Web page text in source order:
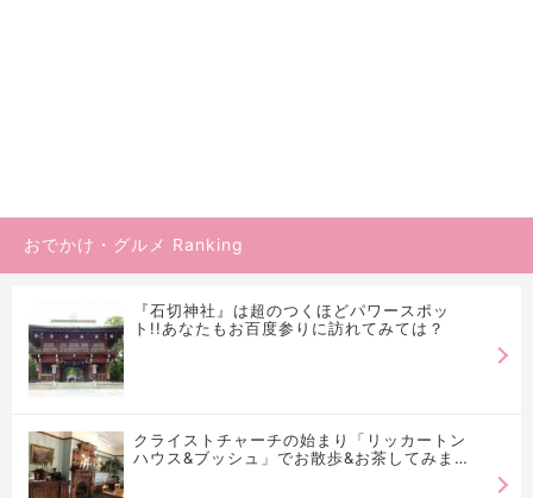
おでかけ・グルメ Ranking
『石切神社』は超のつくほどパワースポッ
ト!!あなたもお百度参りに訪れてみては？
クライストチャーチの始まり「リッカートン
ハウス&ブッシュ」でお散歩&お茶してみませ